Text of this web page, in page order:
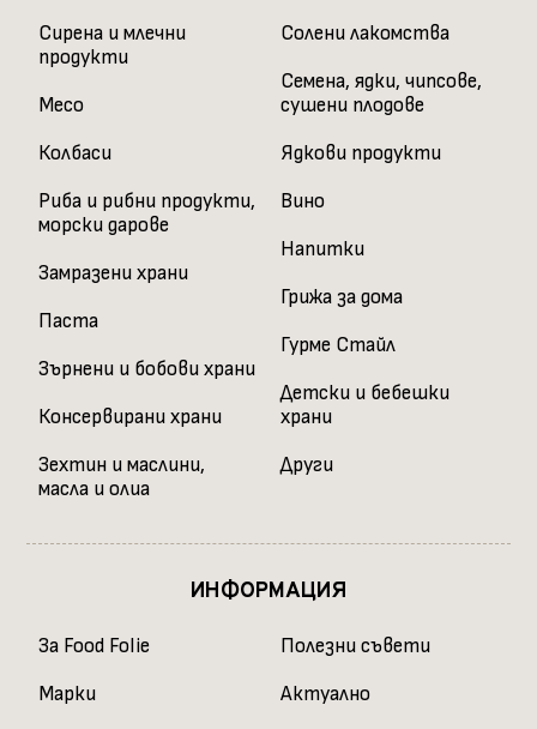
chosen
chosen
on
the
product
Сирена и млечни
продукти
Месо
Колбаси
Риба и рибни продукти,
морски дарове
Замразени храни
Паста
Зърнени и бобови храни
Консервирани храни
Зехтин и маслини,
масла и олиа
Солени лакомства
Семена, ядки, чипсове,
сушени плодове
Ядкови продукти
Вино
Напитки
Грижа за дома
Гурме Стайл
Детски и бебешки
храни
Други
ИНФОРМАЦИЯ
За Food Folie
Марки
Полезни съвети
Актуално